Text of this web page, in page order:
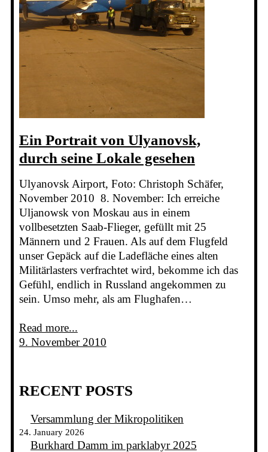
Ein Portrait von Ulyanovsk,
durch seine Lokale gesehen
Ulyanovsk Airport, Foto: Christoph Schäfer,
November 2010 8. November: Ich erreiche
Uljanowsk von Moskau aus in einem
vollbesetzten Saab-Flieger, gefüllt mit 25
Männern und 2 Frauen. Als auf dem Flugfeld
unser Gepäck auf die Ladefläche eines alten
Militärlasters verfrachtet wird, bekomme ich das
Gefühl, endlich in Russland angekommen zu
sein. Umso mehr, als am Flughafen…
Read more...
9. November 2010
RECENT POSTS
Versammlung der Mikropolitiken
24. January 2026
Burkhard Damm im parklabyr 2025